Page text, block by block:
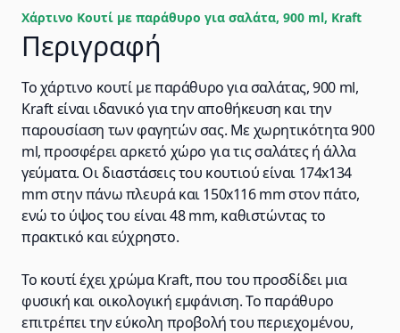
Χάρτινο Κουτί με παράθυρο για σαλάτα, 900 ml, Kraft
Περιγραφή
Το χάρτινο κουτί με παράθυρο για σαλάτας, 900 ml,
Kraft είναι ιδανικό για την αποθήκευση και την
παρουσίαση των φαγητών σας. Με χωρητικότητα 900
ml, προσφέρει αρκετό χώρο για τις σαλάτες ή άλλα
γεύματα. Οι διαστάσεις του κουτιού είναι 174x134
mm στην πάνω πλευρά και 150x116 mm στον πάτο,
ενώ το ύψος του είναι 48 mm, καθιστώντας το
πρακτικό και εύχρηστο.
Το κουτί έχει χρώμα Kraft, που του προσδίδει μια
φυσική και οικολογική εμφάνιση. Το παράθυρο
επιτρέπει την εύκολη προβολή του περιεχομένου,